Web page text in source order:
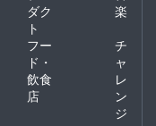
ダク
ト
楽
フー
ド・
飲食
店
チ
ャ
レ
ン
ジ